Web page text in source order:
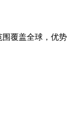
覆盖全球，优势